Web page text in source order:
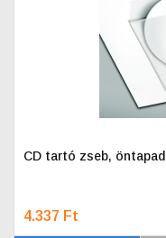
CD tartó zseb,
4.337 Ft